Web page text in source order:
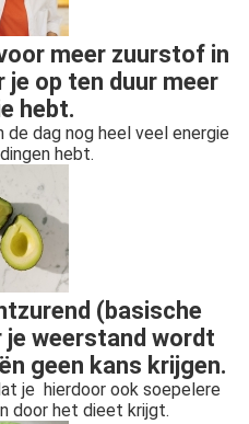
meer zuurstof in
je op ten duur meer
hebt.
de dag nog heel veel energie
hebt.
(basische
weerstand wordt
geen kans krijgen.
je hierdoor ook soepelere
door het dieet krijgt.